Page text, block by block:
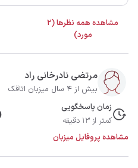
مشاهده همه نظرها (2
مورد)
مرتضی نادرخانی راد
بیش از 4 سال میزبان اتاقک
زمان پاسخگویی
کمتر از 13 دقیقه
مشاهده پروفایل میزبان